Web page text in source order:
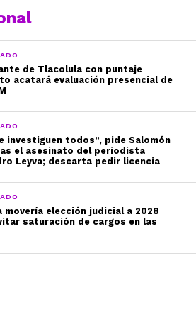
de Tlacolula con puntaje
acatará evaluación presencial de
investiguen todos”, pide Salomón
el asesinato del periodista
Leyva; descarta pedir licencia
movería elección judicial a 2028
saturación de cargos en las